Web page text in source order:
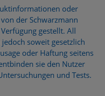
oder
der Schwarzmann
gestellt. All
soweit gesetzlich
oder Haftung seitens
sie den Nutzer
und Tests.